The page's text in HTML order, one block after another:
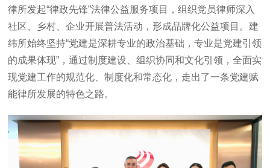
律所发起“律政先锋”法律公益服务项目，组织党员律师深入
社区、乡村、企业开展普法活动，形成品牌化公益项目。建
纬所始终坚持“党建是深耕专业的政治基础，专业是党建引领
的成果体现”，通过制度建设、组织协同和文化引领，全面实
现党建工作的规范化、制度化和常态化，走出了一条党建赋
能律所发展的特色之路。